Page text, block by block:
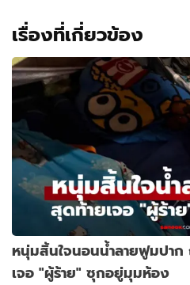
เรื่องที่เกี่ยวข้อง
หนุ่มสิ้นใจนอนน้ำลายฟูมปา
เจอ "ผู้ร้าย" ซุกอยู่มุมห้อง